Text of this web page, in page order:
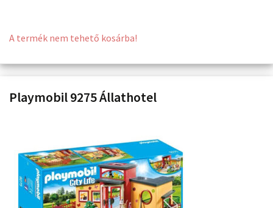
A termék nem tehető kosárba!
Playmobil 9275 Állathotel